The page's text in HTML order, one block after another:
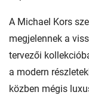
A Michael Kors
megjelennek a
tervezői
a modern
közben mégis